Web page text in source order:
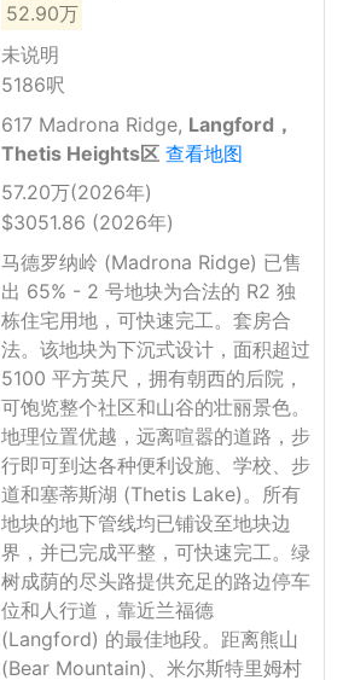
52.90万
未说明
5186呎
617 Madrona Ridge, Langford，
Thetis Heights区 查看地图
57.20万(2026年)
$3051.86 (2026年)
马德罗纳岭 (Madrona Ridge) 已售
出 65% - 2 号地块为合法的 R2 独
栋住宅用地，可快速完工。套房合
法。该地块为下沉式设计，面积超过
5100 平方英尺，拥有朝西的后院，
可饱览整个社区和山谷的壮丽景色。
地理位置优越，远离喧嚣的道路，步
行即可到达各种便利设施、学校、步
道和塞蒂斯湖 (Thetis Lake)。所有
地块的地下管线均已铺设至地块边
界，并已完成平整，可快速完工。绿
树成荫的尽头路提供充足的路边停车
位和人行道，靠近兰福德
(Langford) 的最佳地段。距离熊山
(Bear Mountain)、米尔斯特里姆村